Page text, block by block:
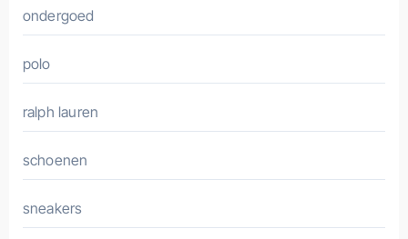
ondergoed
polo
ralph lauren
schoenen
sneakers